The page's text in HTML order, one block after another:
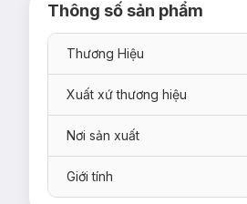
Thông số sản phẩm
Thương Hiệu
Xuất xứ thương hiệu
Nơi sản xuất
Giới tính